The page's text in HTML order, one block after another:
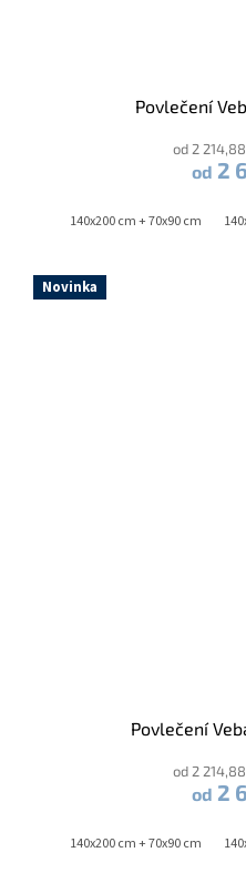
Povlečení
od 2
od 2
140x200 cm + 70x90 cm
Novinka
Povlečení
od 2
od 2
140x200 cm + 70x90 cm